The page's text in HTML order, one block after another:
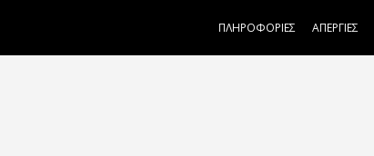
ΠΛΗΡΟΦΟΡΙΕΣ ΑΠΕΡΓΙΕΣ